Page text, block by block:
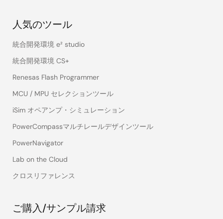
人気のツール
統合開発環境 e² studio
統合開発環境 CS+
Renesas Flash Programmer
MCU / MPU セレクションツール
iSim オペアンプ・シミュレーション
PowerCompassマルチレールデザインツール
PowerNavigator
Lab on the Cloud
クロスリファレンス
ご購入/サンプル請求